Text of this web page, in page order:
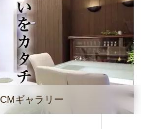
CMギャラリー